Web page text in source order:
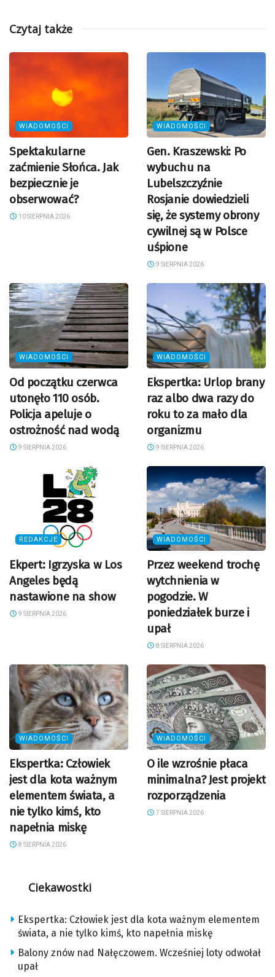
Czytaj także
WIADOMOŚCI
Spektakularne
zaćmienie Słońca. Jak
bezpiecznie je
obserwować?
10 SIERPNIA 2026
WIADOMOŚCI
Gen. Kraszewski: Po
wybuchu na
Lubelszczyźnie
Rosjanie dowiedzieli
się, że systemy obrony
cywilnej są w Polsce
uśpione
9 SIERPNIA 2026
WIADOMOŚCI
Od początku czerwca
utonęło 110 osób.
Policja apeluje o
ostrożność nad wodą
9 SIERPNIA 2026
WIADOMOŚCI
Ekspertka: Urlop brany
raz albo dwa razy do
roku to za mało dla
organizmu
9 SIERPNIA 2026
REDAKCJE
Ekpert: Igrzyska w Los
Angeles będą
nastawione na show
9 SIERPNIA 2026
WIADOMOŚCI
Przez weekend trochę
wytchnienia w
pogodzie. W
poniedziałek burze i
upał
8 SIERPNIA 2026
WIADOMOŚCI
Ekspertka: Człowiek
jest dla kota ważnym
elementem świata, a
nie tylko kimś, kto
napełnia miskę
8 SIERPNIA 2026
WIADOMOŚCI
O ile wzrośnie płaca
minimalna? Jest projekt
rozporządzenia
7 SIERPNIA 2026
Ciekawostki
Ekspertka: Człowiek jest dla kota ważnym elementem
świata, a nie tylko kimś, kto napełnia miskę
Balony znów nad Nałęczowem. Wcześniej loty odwołał
upał